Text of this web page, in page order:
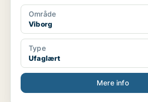
Område
Viborg
Type
Ufaglært
Mere info